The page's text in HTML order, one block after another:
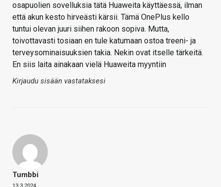
osapuolien sovelluksia tätä Huaweita käyttäessä, ilman
että akun kesto hirveästi kärsii. Tämä OnePlus kello
tuntui olevan juuri siihen rakoon sopiva. Mutta,
toivottavasti tosiaan en tule katumaan ostoa treeni- ja
terveysominaisuuksien takia. Nekin ovat itselle tärkeitä.
En siis laita ainakaan vielä Huaweita myyntiin
Kirjaudu sisään vastataksesi
Tumbbi